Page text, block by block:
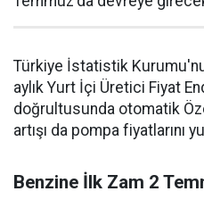
Türkiye İstatistik
aylık Yurt İçi Üretici Fiyat
doğrultusunda otomatik
artışı da pompa fiyatlarını
Benzine İlk Zam 2